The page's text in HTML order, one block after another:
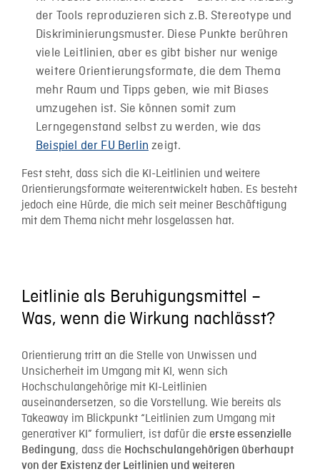
der Tools reproduzieren sich z.B. Stereotype und
Diskriminierungsmuster. Diese Punkte berühren
viele Leitlinien, aber es gibt bisher nur wenige
weitere Orientierungsformate, die dem Thema
mehr Raum und Tipps geben, wie mit Biases
umzugehen ist. Sie können somit zum
Lerngegenstand selbst zu werden, wie das
Beispiel der FU Berlin zeigt.
Fest steht, dass sich die KI-Leitlinien und weitere
Orientierungsformate weiterentwickelt haben. Es besteht
jedoch eine Hürde, die mich seit meiner Beschäftigung
mit dem Thema nicht mehr losgelassen hat.
Leitlinie als Beruhigungsmittel –
Was, wenn die Wirkung nachlässt?
Orientierung tritt an die Stelle von Unwissen und
Unsicherheit im Umgang mit KI, wenn sich
Hochschulangehörige mit KI-Leitlinien
auseinandersetzen, so die Vorstellung. Wie bereits als
Takeaway im Blickpunkt “Leitlinien zum Umgang mit
generativer KI” formuliert, ist dafür die erste essenzielle
Bedingung, dass die Hochschulangehörigen überhaupt
von der Existenz der Leitlinien und weiteren